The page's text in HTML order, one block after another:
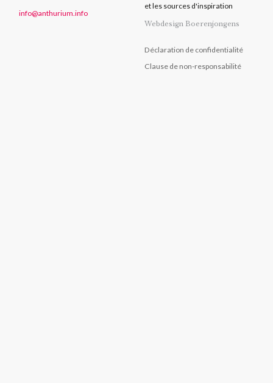
info@anthurium.info
et les sources d'inspiration
Webdesign Boerenjongens
Déclaration de confidentialité
Clause de non-responsabilité